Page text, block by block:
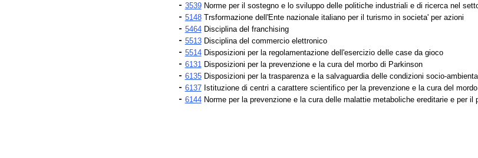
3539Norme per il sostegno e lo sviluppo delle politiche industriali e di ricerca nel
5148Trsformazione dell'Ente nazionale italiano per il turismo in societa' per azioni
5464Disciplina del franchising
5513Disciplina del commercio elettronico
5514Disposizioni per la regolamentazione dell'esercizio delle case da gioco
6131 Disposizioni per la prevenzione e la cura del morbo di Parkinson
6135Disposizioni per la trasparenza e la salvaguardia delle condizioni socio-
6137Istituzione di centri a carattere scientifico per la prevenzione e la cura del
6144Norme per la prevenzione e la cura delle malattie metaboliche ereditarie e per